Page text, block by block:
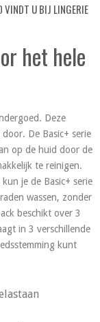
VINDT U BIJ LINGERIE
het hele
Deze
De Basic+ serie
op de huid door de
te reinigen.
je de Basic+ serie
wassen, zonder
beschikt over 3
in 3 verschillende
kunt